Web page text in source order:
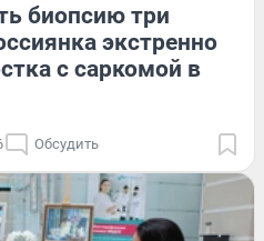
биопсию три
экстренно
с саркомой в
Обсудить